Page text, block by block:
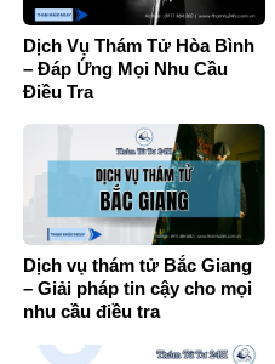
Dịch Vụ Thám Tử Hòa Bình
– Đáp Ứng Mọi Nhu Cầu
Điều Tra
Dịch vụ thám tử Bắc Giang
– Giải pháp tin cậy cho mọi
nhu cầu điều tra